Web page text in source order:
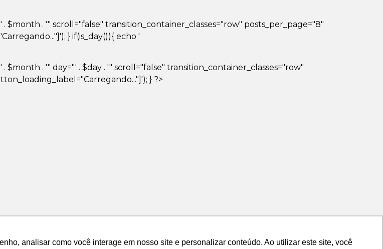
analisar como você interage em nosso site e personalizar conteúdo. Ao utilizar este site, você
$month . '" scroll="false" transition_container_classes="row" posts_per_page="8"
} if(is_day()){ echo '
. '" day="' . $day . '" scroll="false" transition_container_classes="row"
} ?>